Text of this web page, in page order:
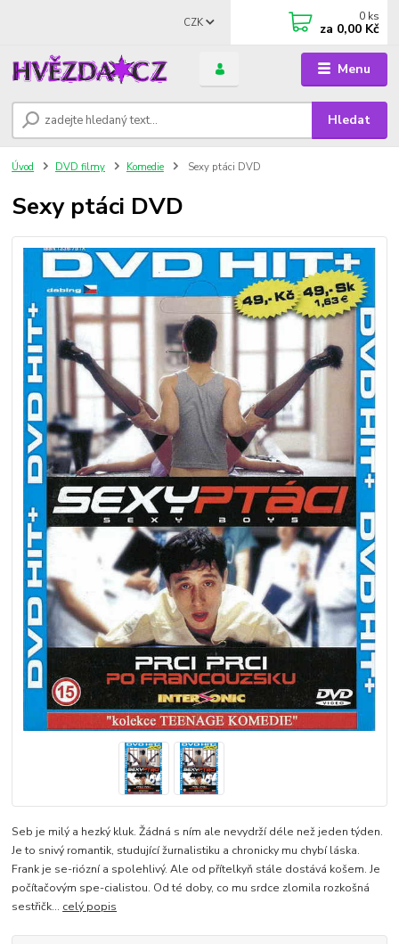
Menu
CZK
Hledat
0 ks
za 0,00 Kč
Úvod DVD filmy Komedie Sexy ptáci DVD
Sexy ptáci DVD
Seb je milý a hezký kluk. Žádná s ním ale nevydrží déle než jeden týden.
Je to snivý romantik, studující žurnalistiku a chronicky mu chybí láska.
Frank je se-riózní a spolehlivý. Ale od přítelkyň stále dostává košem. Je
počítačovým spe-cialistou. Od té doby, co mu srdce zlomila rozkošná
sestřičk... celý popis